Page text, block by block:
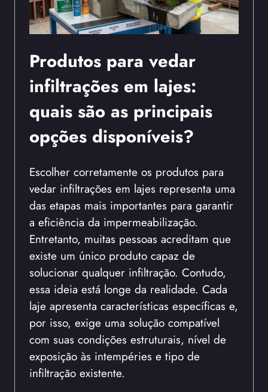
Produtos para vedar
infiltrações em lajes:
quais são as principais
opções disponíveis?
Escolher corretamente os produtos para
vedar infiltrações em lajes representa uma
das etapas mais importantes para garantir
a eficiência da impermeabilização.
Entretanto, muitas pessoas acreditam que
existe um único produto capaz de
solucionar qualquer infiltração. Contudo,
essa ideia está longe da realidade. Cada
laje apresenta características específicas e,
por isso, exige uma solução compatível
com suas condições estruturais, nível de
exposição às intempéries e tipo de
infiltração existente.